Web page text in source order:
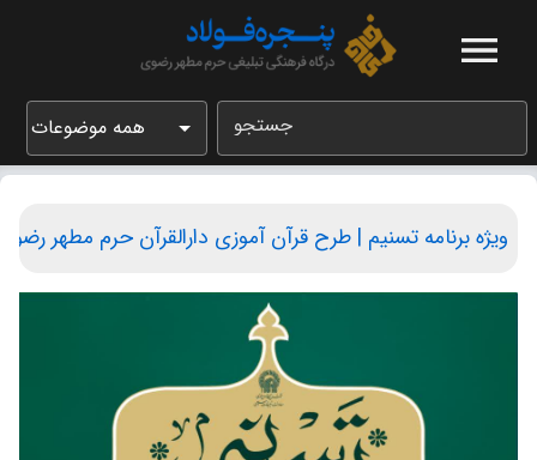
جستجو همه موضوعات
ویژه برنامه تسنیم | طرح قرآن آموزی دارالقرآن حرم مطهر